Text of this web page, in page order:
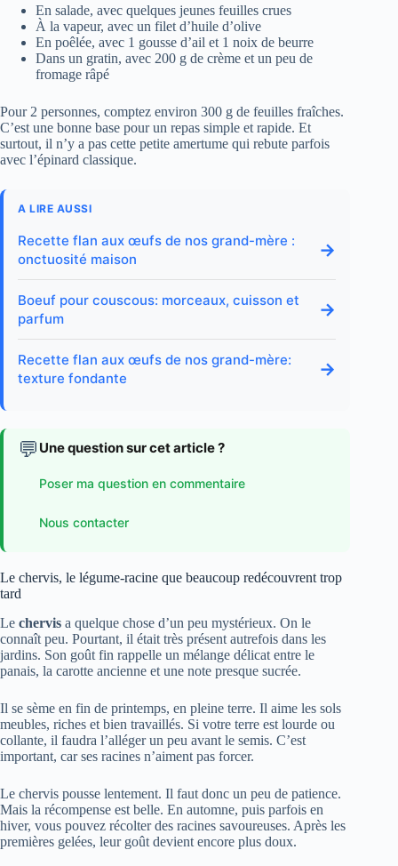
En salade, avec quelques jeunes feuilles crues
À la vapeur, avec un filet d’huile d’olive
En poêlée, avec 1 gousse d’ail et 1 noix de beurre
Dans un gratin, avec 200 g de crème et un peu de
fromage râpé
Pour 2 personnes, comptez environ 300 g de feuilles fraîches.
C’est une bonne base pour un repas simple et rapide. Et
surtout, il n’y a pas cette petite amertume qui rebute parfois
avec l’épinard classique.
A LIRE AUSSI
Recette flan aux œufs de nos grand-mère :
onctuosité maison
→
Boeuf pour couscous: morceaux, cuisson et
parfum
→
Recette flan aux œufs de nos grand-mère:
texture fondante
→
💬 Une question sur cet article ?
Poser ma question en commentaire
Nous contacter
Le chervis, le légume-racine que beaucoup redécouvrent trop
tard
Le chervis a quelque chose d’un peu mystérieux. On le
connaît peu. Pourtant, il était très présent autrefois dans les
jardins. Son goût fin rappelle un mélange délicat entre le
panais, la carotte ancienne et une note presque sucrée.
Il se sème en fin de printemps, en pleine terre. Il aime les sols
meubles, riches et bien travaillés. Si votre terre est lourde ou
collante, il faudra l’alléger un peu avant le semis. C’est
important, car ses racines n’aiment pas forcer.
Le chervis pousse lentement. Il faut donc un peu de patience.
Mais la récompense est belle. En automne, puis parfois en
hiver, vous pouvez récolter des racines savoureuses. Après les
premières gelées, leur goût devient encore plus doux.